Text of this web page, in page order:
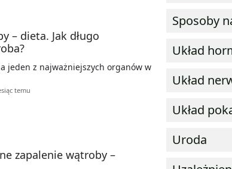
– dieta. Jak długo
jeden z najważniejszych organów w
temu
zapalenie wątroby –
Sposoby
Układ
Układ
Układ
Uroda